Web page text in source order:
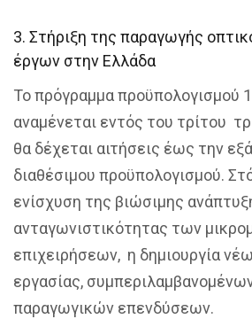
3. Στήριξη της παραγωγής
έργων στην Ελλάδα
Το πρόγραμμα προϋπολογισμού
αναμένεται εντός του τρίτου
θα δέχεται αιτήσεις έως την
διαθέσιμου προϋπολογισμού.
ενίσχυση της βιώσιμης
ανταγωνιστικότητας των
επιχειρήσεων, η δημιουργία
εργασίας,
παραγωγικών επενδύσεων.